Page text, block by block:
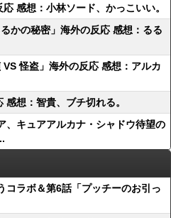
感想：小林ソード、かっこいい。
かの秘密」海外の反応 感想：るる
怪盗」海外の反応 感想：アルカ
想：智貴、ブチ切れる。
、キュアアルカナ・シャドウ待望の
コラボ＆第6話「プッチーのお引っ